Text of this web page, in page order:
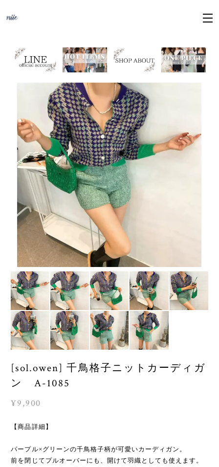
[sol.owen] 千鳥格子ニットカーディガ
ン A-1085
¥9,900
【商品詳細】
パープル×グリーンの千鳥格子柄が可愛いカーディガン。
前を閉じてプルオーバーにも、開けて羽織としても使えます。